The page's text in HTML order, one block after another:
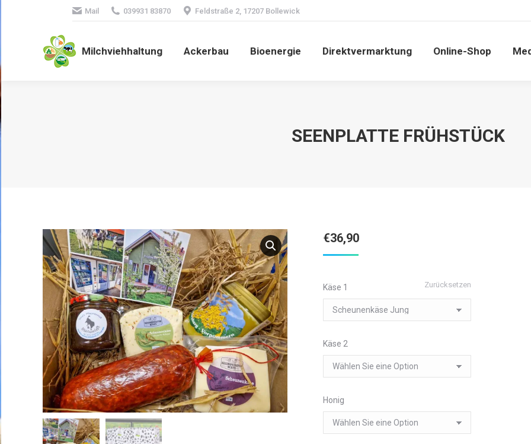
Mail 039931 83870 Feldstraße 2, 17207 Bollewick
Milchviehhaltung Ackerbau Bioenergie Direktvermarktung Online-Shop
SEENPLATTE FRÜHSTÜCK
€36,90
Käse 1
Käse 2
Honig
Zurücksetzen